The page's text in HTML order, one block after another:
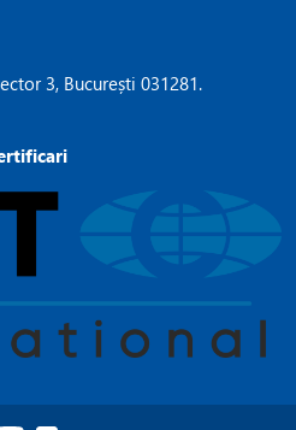
3, București 031281.